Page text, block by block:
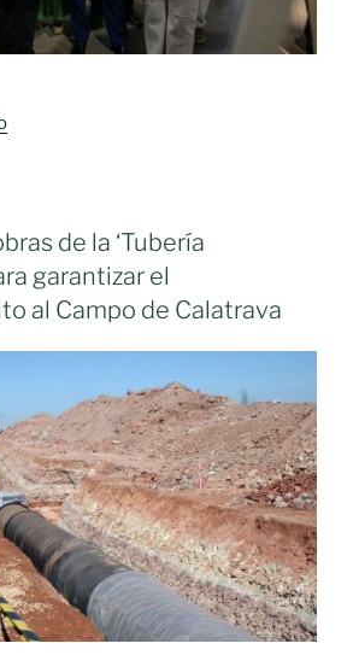
«El
la
llegada
de
agua
de
en
cantidad
de
la
tubería
de
Llanura
Manchega
de la ‘Tubería
garantizar el
al Campo de Calatrava